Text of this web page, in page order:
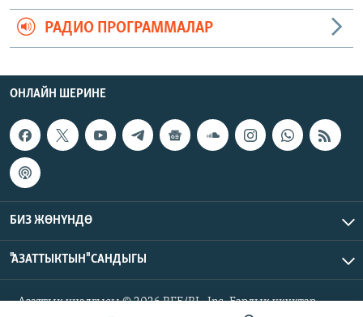
РАДИО ПРОГРАММАЛАР
ОНЛАЙН ШЕРИНЕ
БИЗ ЖӨНҮНДӨ
"АЗАТТЫКТЫН" САНДЫГЫ
Азаттык үналгысы © 2026 RFE/RL, Inc. Бардык укуктар